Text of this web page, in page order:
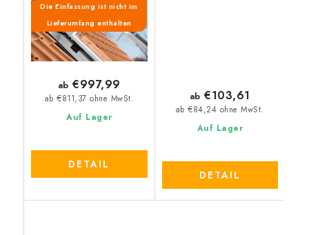
Die Einfassung ist nicht im
Lieferumfang enthalten
Auf Lager
ab €811,37 ohne MwSt.
ab €997,99
DETAIL
Auf Lager
ab €84,24 ohne MwSt.
ab €103,61
DETAIL